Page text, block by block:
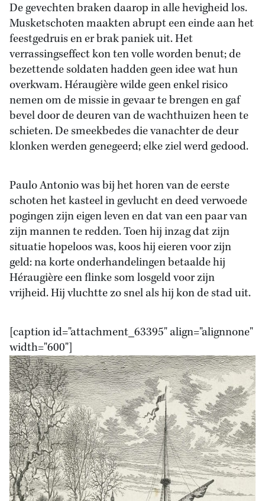
De gevechten braken daarop in alle hevigheid los.
Musketschoten maakten abrupt een einde aan het
feestgedruis en er brak paniek uit. Het
verrassingseffect kon ten volle worden benut; de
bezettende soldaten hadden geen idee wat hun
overkwam. Héraugière wilde geen enkel risico
nemen om de missie in gevaar te brengen en gaf
bevel door de deuren van de wachthuizen heen te
schieten. De smeekbedes die vanachter de deur
klonken werden genegeerd; elke ziel werd gedood.
Paulo Antonio was bij het horen van de eerste
schoten het kasteel in gevlucht en deed verwoede
pogingen zijn eigen leven en dat van een paar van
zijn mannen te redden. Toen hij inzag dat zijn
situatie hopeloos was, koos hij eieren voor zijn
geld: na korte onderhandelingen betaalde hij
Héraugière een flinke som losgeld voor zijn
vrijheid. Hij vluchtte zo snel als hij kon de stad uit.
[caption id="attachment_63395" align="alignnone"
width="600"]